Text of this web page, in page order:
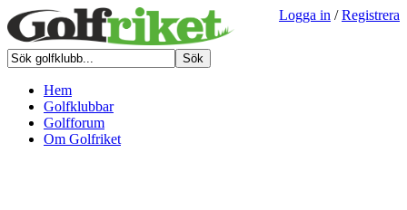
Logga in /Registrera
Hem
Golfklubbar
Golfforum
Om Golfriket